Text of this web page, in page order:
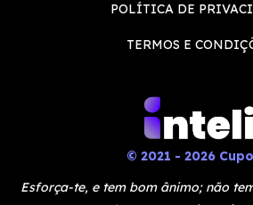
POLÍTICA DE
TERMOS E
© 2021 - 2026
Esforça-te, e tem bom ânimo; não